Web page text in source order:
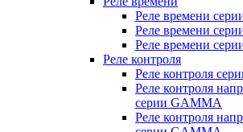
Реле времени
Реле времени
Реле времени
Реле контроля
Реле контроля
Реле контроля
серии GAMMA
Реле контроля